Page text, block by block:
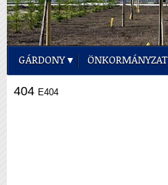
GÁRDONY ÖNKORMÁNYZAT
404 E404